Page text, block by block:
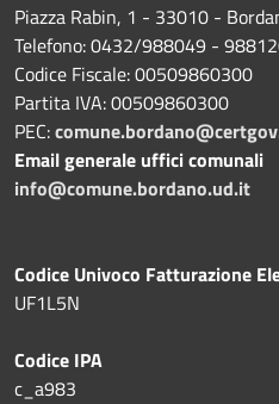
Piazza Rabin, 1 - 33010 -
Telefono: 0432/988049 -
Codice Fiscale: 00509860300
Partita IVA: 00509860300
PEC:
Email generale uffici comunali
info@comune.bordano.ud.it
Codice Univoco Fatturazione
UF1L5N
Codice IPA
c_a983